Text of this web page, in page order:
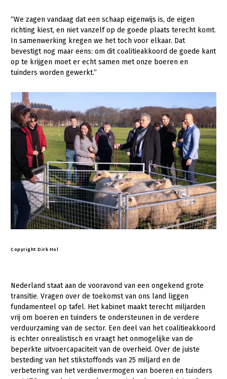
Varkenshouderij
Vleesveehouderij
Vollegrondsgroente
LTO Nederland
Mensen
Bestuur en Directie
Medewerkers
Jaarverslag 2023
Pers
Contact
“We zagen vandaag dat een schaap eigenwijs is, de eigen
richting kiest, en niet vanzelf op de goede plaats terecht komt.
In samenwerking kregen we het toch voor elkaar. Dat
bevestigt nog maar eens: om dit coalitieakkoord de goede kant
op te krijgen moet er echt samen met onze boeren en
tuinders worden gewerkt.”
Copyright Dirk Hol
Nederland staat aan de vooravond van een ongekend grote
transitie. Vragen over de toekomst van ons land liggen
fundamenteel op tafel. Het kabinet maakt terecht miljarden
vrij om boeren en tuinders te ondersteunen in de verdere
verduurzaming van de sector. Een deel van het coalitieakkoord
is echter onrealistisch en vraagt het onmogelijke van de
beperkte uitvoercapaciteit van de overheid. Over de juiste
besteding van het stikstoffonds van 25 miljard en de
verbetering van het verdienvermogen van boeren en tuinders